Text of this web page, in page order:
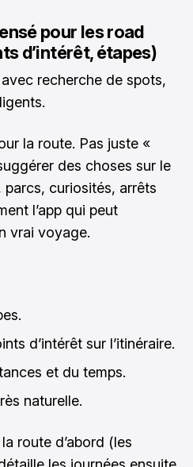
pour les road
d’intérêt, étapes)
recherche de spots,
la route. Pas juste «
des choses sur le
curiosités, arrêts
l’app qui peut
vrai voyage.
d’intérêt sur l’itinéraire.
et du temps.
naturelle.
route d’abord (les